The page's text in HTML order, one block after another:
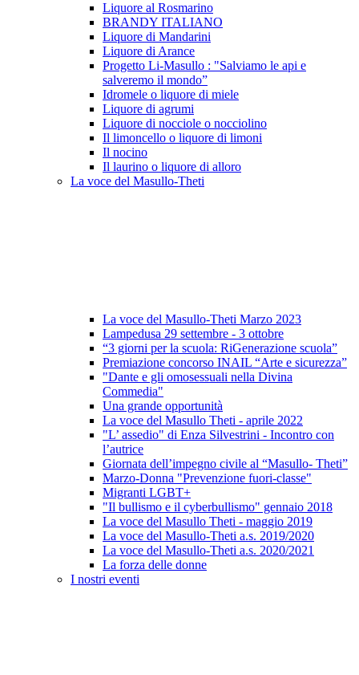
Liquore al Rosmarino
BRANDY ITALIANO
Liquore di Mandarini
Liquore di Arance
Progetto Li-Masullo : "Salviamo le api e
salveremo il mondo”
Idromele o liquore di miele
Liquore di agrumi
Liquore di nocciole o nocciolino
Il limoncello o liquore di limoni
Il nocino
Il laurino o liquore di alloro
La voce del Masullo-Theti
La voce del Masullo-Theti Marzo 2023
Lampedusa 29 settembre - 3 ottobre
“3 giorni per la scuola: RiGenerazione scuola”
Premiazione concorso INAIL “Arte e sicurezza”
"Dante e gli omosessuali nella Divina
Commedia"
Una grande opportunità
La voce del Masullo Theti - aprile 2022
"L’ assedio" di Enza Silvestrini - Incontro con
l’autrice
Giornata dell’impegno civile al “Masullo- Theti”
Marzo-Donna "Prevenzione fuori-classe"
Migranti LGBT+
"Il bullismo e il cyberbullismo" gennaio 2018
La voce del Masullo Theti - maggio 2019
La voce del Masullo-Theti a.s. 2019/2020
La voce del Masullo-Theti a.s. 2020/2021
La forza delle donne
I nostri eventi